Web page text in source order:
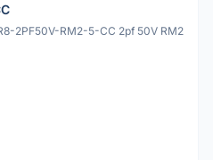
2PF50V-RM2-5-CC 2pf 50V RM2